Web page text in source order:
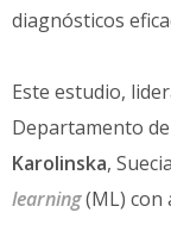
diagnósticos
Este estudio,
Departamento
Karolinska,
learning(ML) con